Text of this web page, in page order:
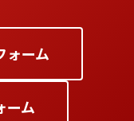
ォーム
ーム